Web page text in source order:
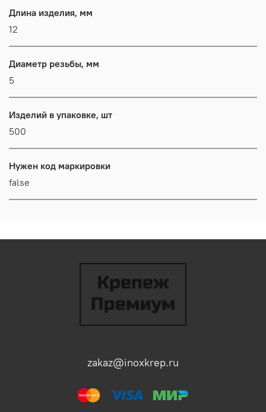
Длина изделия, мм
12
Диаметр резьбы, мм
5
Изделий в упаковке, шт
500
Нужен код маркировки
false
zakaz@inoxkrep.ru